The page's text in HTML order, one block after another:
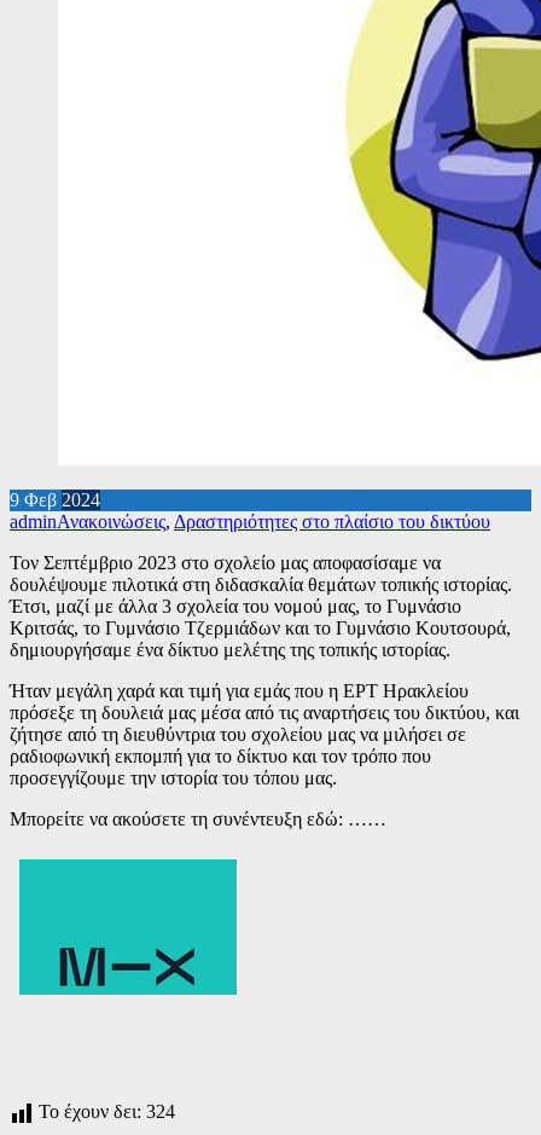
9 Φεβ 2024
adminΑνακοινώσεις, Δραστηριότητες στο πλαίσιο του δικτύου
Τον Σεπτέμβριο 2023 στο σχολείο μας αποφασίσαμε να
δουλέψουμε πιλοτικά στη διδασκαλία θεμάτων τοπικής ιστορίας.
Έτσι, μαζί με άλλα 3 σχολεία του νομού μας, το Γυμνάσιο
Κριτσάς, το Γυμνάσιο Τζερμιάδων και το Γυμνάσιο Κουτσουρά,
δημιουργήσαμε ένα δίκτυο μελέτης της τοπικής ιστορίας.
Ήταν μεγάλη χαρά και τιμή για εμάς που η ΕΡΤ Ηρακλείου
πρόσεξε τη δουλειά μας μέσα από τις αναρτήσεις του δικτύου, και
ζήτησε από τη διευθύντρια του σχολείου μας να μιλήσει σε
ραδιοφωνική εκπομπή για το δίκτυο και τον τρόπο που
προσεγγίζουμε την ιστορία του τόπου μας.
Μπορείτε να ακούσετε τη συνέντευξη εδώ: ……
Το έχουν δει: 324